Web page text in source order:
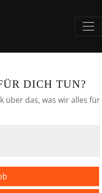
DICH TUN?
über das, was wir alles für